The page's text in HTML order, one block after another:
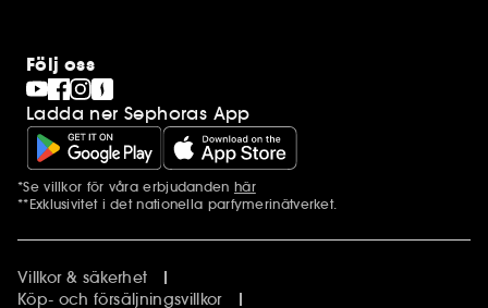
Följ oss
Ladda ner Sephoras App
Ytterligare information
*Se villkor för våra erbjudanden här
**Exklusivitet i det nationella parfymerinätverket.
Villkor & säkerhet
Köp- och försäljningsvillkor